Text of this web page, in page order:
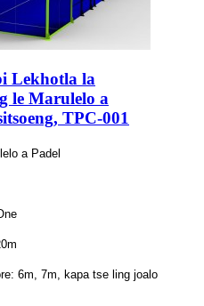
Lekhotla la
le Marulelo a
TPC-001
a Padel
6m, 7m, kapa tse ling joalo